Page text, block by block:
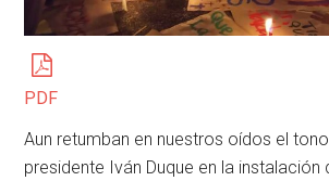
PDF
Aun retumban en nuestros oídos el
presidente Iván Duque en la instalación